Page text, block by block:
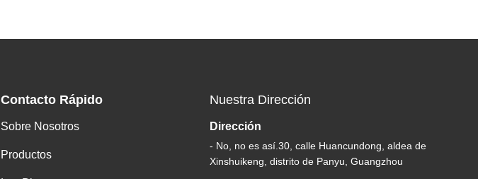
Contacto Rápido
Sobre Nosotros
Productos
Nuestra Dirección
Dirección
- No, no es así.30, calle Huancundong, aldea de
Xinshuikeng, distrito de Panyu, Guangzhou